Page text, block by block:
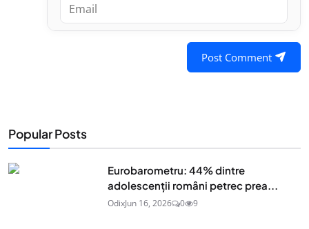
Post Comment
Popular Posts
Eurobarometru: 44% dintre
adolescenţii români petrec prea...
OdixJun 16, 2026 0 9